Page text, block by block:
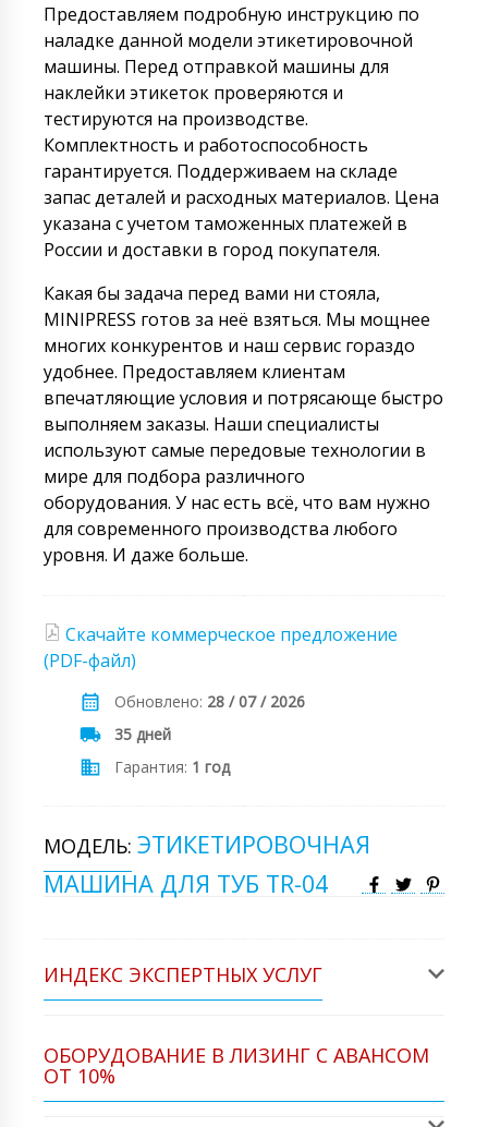
Предоставляем подробную инструкцию по
наладке данной модели этикетировочной
машины. Перед отправкой машины для
наклейки этикеток проверяются и
тестируются на производстве.
Комплектность и работоспособность
гарантируется. Поддерживаем на складе
запас деталей и расходных материалов. Цена
указана с учетом таможенных платежей в
России и доставки в город покупателя.
Какая бы задача перед вами ни стояла,
MINIPRESS готов за неё взяться. Мы мощнее
многих конкурентов и наш сервис гораздо
удобнее. Предоставляем клиентам
впечатляющие условия и потрясающе быстро
выполняем заказы. Наши специалисты
используют самые передовые технологии в
мире для подбора различного
оборудования. У нас есть всё, что вам нужно
для современного производства любого
уровня. И даже больше.
Скачайте коммерческое предложение
(PDF-файл)
Обновлено: 28 / 07 / 2026
35 дней
Гарантия: 1 год
МОДЕЛЬ: ЭТИКЕТИРОВОЧНАЯ
МАШИНА ДЛЯ ТУБ TR-04
ИНДЕКС ЭКСПЕРТНЫХ УСЛУГ
ОБОРУДОВАНИЕ В ЛИЗИНГ С АВАНСОМ
ОТ 10%